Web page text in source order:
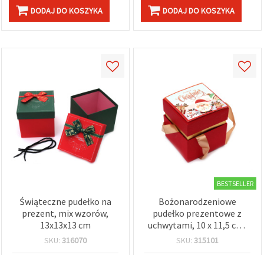
DODAJ DO KOSZYKA DODAJ DO KOSZYKA
Świąteczne pudełko na
prezent, mix wzorów,
13x13x13 cm
SKU: 316070
BESTSELLER
Bożonarodzeniowe
pudełko prezentowe z
uchwytami, 10 x 11,5 cm,
mix świątecznych wzorów
SKU: 315101